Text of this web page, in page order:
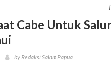
Cabe Untuk
by Redaksi Salam Papua